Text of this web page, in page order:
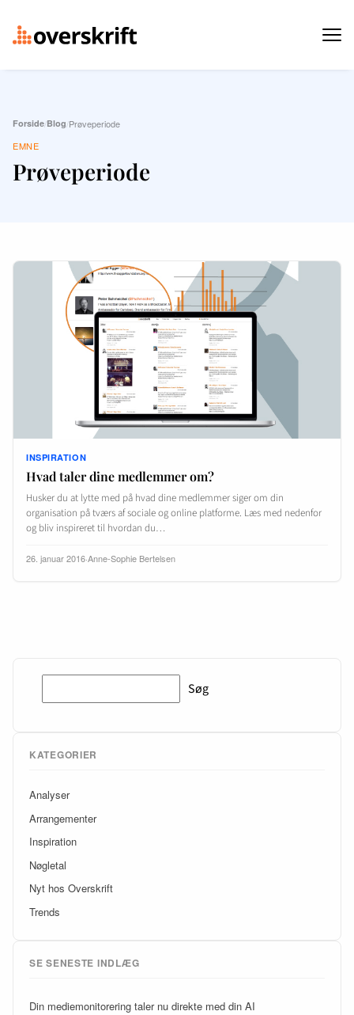
Forside/Blog/Prøveperiode
EMNE
Prøveperiode
INSPIRATION
Hvad taler dine medlemmer om?
Husker du at lytte med på hvad dine medlemmer siger om din
organisation på tværs af sociale og online platforme. Læs med nedenfor
og bliv inspireret til hvordan du…
26. januar 2016·Anne-Sophie Bertelsen
Søg
KATEGORIER
Analyser
Arrangementer
Inspiration
Nøgletal
Nyt hos Overskrift
Trends
SE SENESTE INDLÆG
Din mediemonitorering taler nu direkte med din AI